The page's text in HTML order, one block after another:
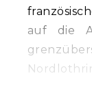
auf die